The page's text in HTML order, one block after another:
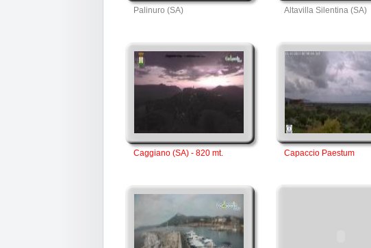
Palinuro (SA) Altavilla Silentina (SA)
Caggiano (SA) - 820 mt. Capaccio Paestum